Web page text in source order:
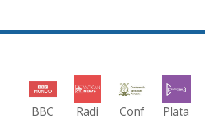
BBC
Radi
Conf
Plata